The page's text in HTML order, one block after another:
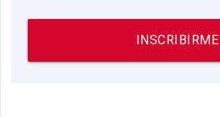
INSCRIBIRME